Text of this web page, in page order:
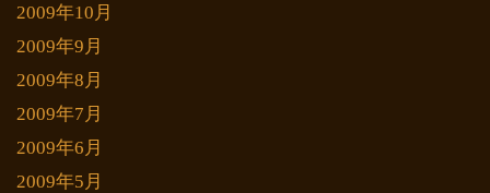
2009年10月
2009年9月
2009年8月
2009年7月
2009年6月
2009年5月